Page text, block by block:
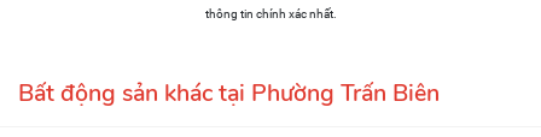
thông tin chính xác nhất.
Bất động sản khác tại Phường Trấn Biên